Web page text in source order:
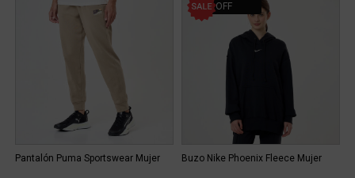
Pantalón Puma Sportswear Mujer
40% OFF
Buzo Nike Phoenix Fleece Mujer